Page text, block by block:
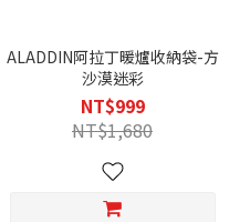
ALADDIN阿拉丁暖爐收納袋-方
沙漠迷彩
NT$999
NT$1,680